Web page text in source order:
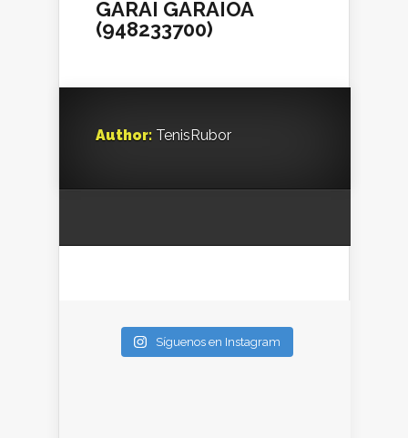
GARAI GARAIOA
(948233700)
Author: TenisRubor
Síguenos en Instagram